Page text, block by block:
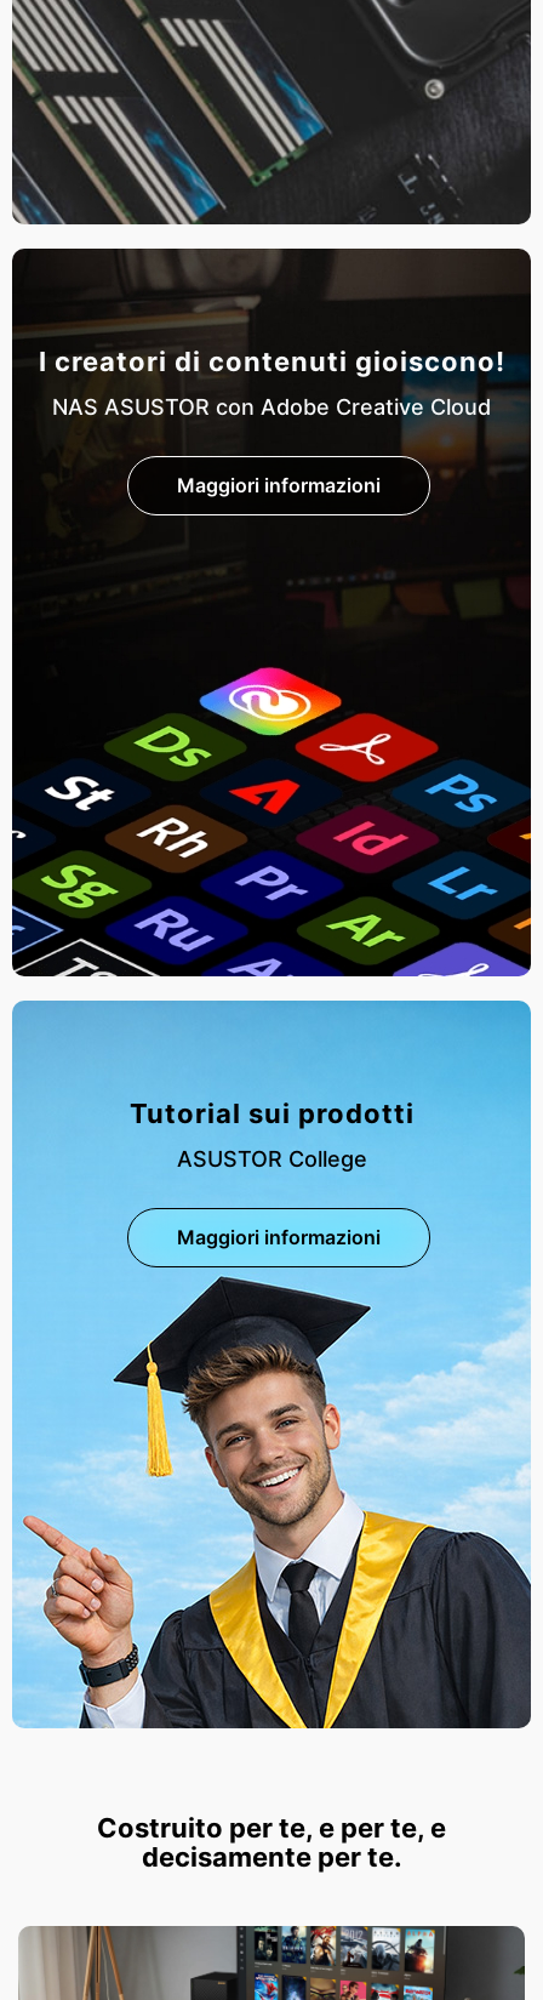
I creatori di contenuti gioiscono!
NAS ASUSTOR con Adobe Creative Cloud
Maggiori informazioni
Tutorial sui prodotti
ASUSTOR College
Maggiori informazioni
Costruito per te, e per te, e
decisamente per te.